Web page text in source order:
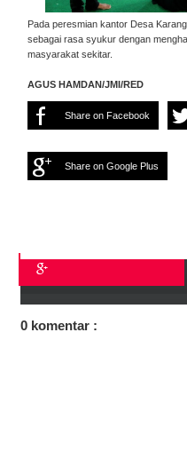
Pada peresmian kantor Desa
sebagai rasa syukur dengan
masyarakat sekitar.
AGUS HAMDAN/JMI/RED
Share on Facebook
Share on Google Plus
0 komentar :